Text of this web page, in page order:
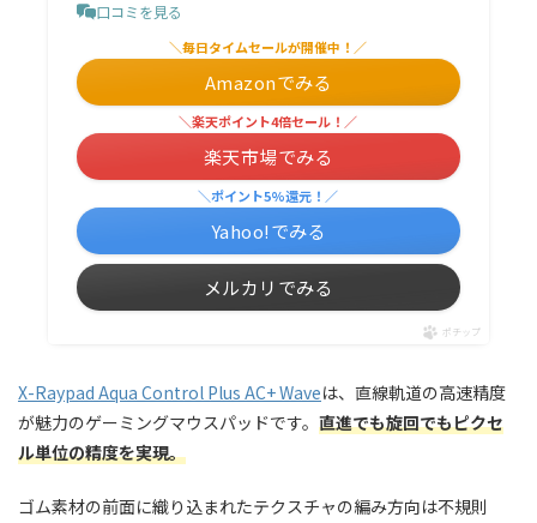
口コミを見る
＼毎日タイムセールが開催中！／
Amazonでみる
＼楽天ポイント4倍セール！／
楽天市場でみる
＼ポイント5%還元！／
Yahoo!でみる
メルカリでみる
ポチップ
X-Raypad Aqua Control Plus AC+ Waveは、直線軌道の高速精度
が魅力のゲーミングマウスパッドです。 直進でも旋回でもピクセ
ル単位の精度を実現。
ゴム素材の前面に織り込まれたテクスチャの編み方向は不規則